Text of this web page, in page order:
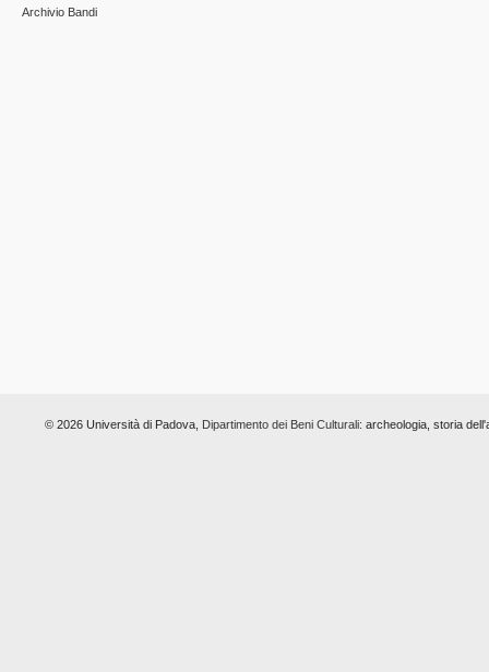
Archivio Bandi
© 2026 Università di Padova, Dipartimento dei Beni Culturali: archeologia, storia